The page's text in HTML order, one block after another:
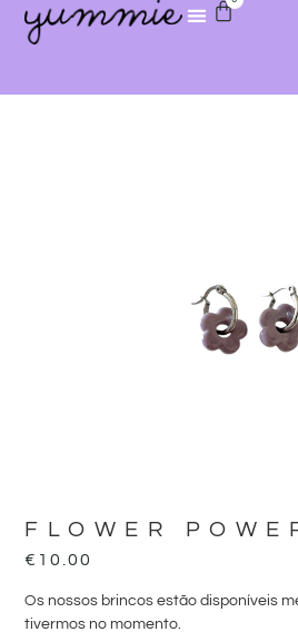
FLOWER
€ 10.00
Os nossos brincos estão disponíveis
tivermos no momento.